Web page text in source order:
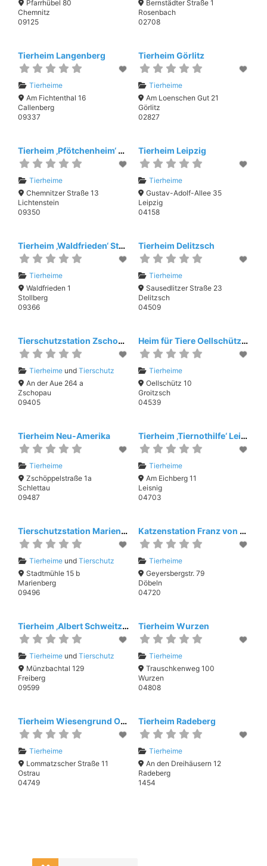
Pfarrhübel 80
Chemnitz
09125
Bernstädter Straße 1
Rosenbach
02708
Tierheim Langenberg
Tierheime
Am Fichtenthal 16
Callenberg
09337
Tierheim Görlitz
Tierheime
Am Loenschen Gut 21
Görlitz
02827
Tierheim ‚Pfötchenheim‘ Lichtenstein
Tierheime
Chemnitzer Straße 13
Lichtenstein
09350
Tierheim Leipzig
Tierheime
Gustav-Adolf-Allee 35
Leipzig
04158
Tierheim ‚Waldfrieden‘ Stollberg
Tierheime
Waldfrieden 1
Stollberg
09366
Tierheim Delitzsch
Tierheime
Sausedlitzer Straße 23
Delitzsch
04509
Tierschutzstation Zschopau
Tierheimeund Tierschutz
An der Aue 264 a
Zschopau
09405
Heim für Tiere Oellschütz/Borna
Tierheime
Oellschütz 10
Groitzsch
04539
Tierheim Neu-Amerika
Tierheime
Zschöppelstraße 1a
Schlettau
09487
Tierheim ‚Tiernothilfe‘ Leisnig
Tierheime
Am Eichberg 11
Leisnig
04703
Tierschutzstation Marienberg
Tierheimeund Tierschutz
Stadtmühle 15 b
Marienberg
09496
Katzenstation Franz von Assisi
Tierheime
Geyersbergstr. 79
Döbeln
04720
Tierheim ‚Albert Schweitzer‘ des Tierschutzverein Freiberg e.V.
Tierheimeund Tierschutz
Münzbachtal 129
Freiberg
09599
Tierheim Wurzen
Tierheime
Trauschkenweg 100
Wurzen
04808
Tierheim Wiesengrund Ostrau
Tierheime
Lommatzscher Straße 11
Ostrau
04749
Tierheim Radeberg
Tierheime
An den Dreihäusern 12
Radeberg
1454